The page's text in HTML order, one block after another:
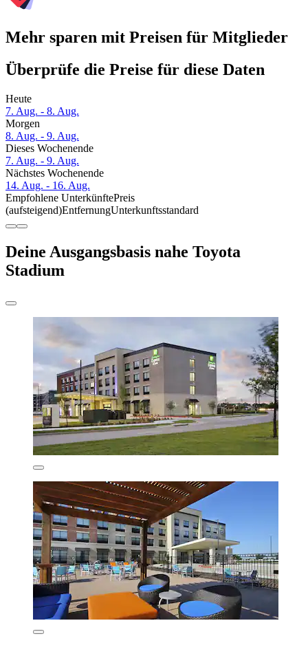
Mehr sparen mit Preisen für Mitglieder
Überprüfe die Preise für diese Daten
Heute
7. Aug. - 8. Aug.
Morgen
8. Aug. - 9. Aug.
Dieses Wochenende
7. Aug. - 9. Aug.
Nächstes Wochenende
14. Aug. - 16. Aug.
Empfohlene UnterkünftePreis
(aufsteigend)EntfernungUnterkunftsstandard
Deine Ausgangsbasis nahe Toyota
Stadium